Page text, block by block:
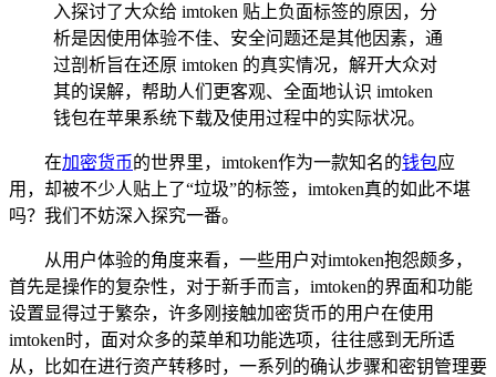
入探讨了大众给 imtoken 贴上负面标签的原因，分
析是因使用体验不佳、安全问题还是其他因素，通
过剖析旨在还原 imtoken 的真实情况，解开大众对
其的误解，帮助人们更客观、全面地认识 imtoken
钱包在苹果系统下载及使用过程中的实际状况。
在加密货币的世界里，imtoken作为一款知名的钱包应
用，却被不少人贴上了“垃圾”的标签，imtoken真的如此不堪
吗？我们不妨深入探究一番。
从用户体验的角度来看，一些用户对imtoken抱怨颇多，
首先是操作的复杂性，对于新手而言，imtoken的界面和功能
设置显得过于繁杂，许多刚接触加密货币的用户在使用
imtoken时，面对众多的菜单和功能选项，往往感到无所适
从，比如在进行资产转移时，一系列的确认步骤和密钥管理要